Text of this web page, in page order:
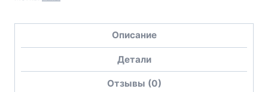
Описание
Детали
Отзывы (0)